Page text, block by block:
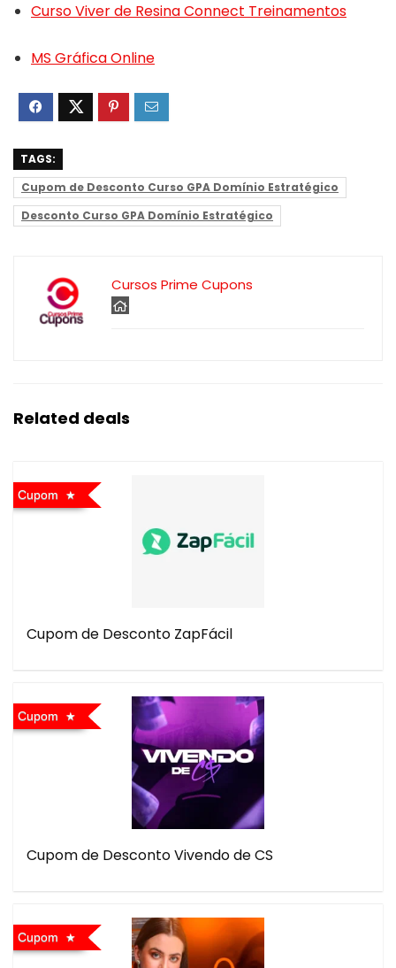
Curso Viver de Resina Connect Treinamentos
MS Gráfica Online
TAGS:
Cupom de Desconto Curso GPA Domínio Estratégico
Desconto Curso GPA Domínio Estratégico
Cursos Prime Cupons
Related deals
Cupom
Cupom de Desconto ZapFácil
Cupom
Cupom de Desconto Vivendo de CS
Cupom